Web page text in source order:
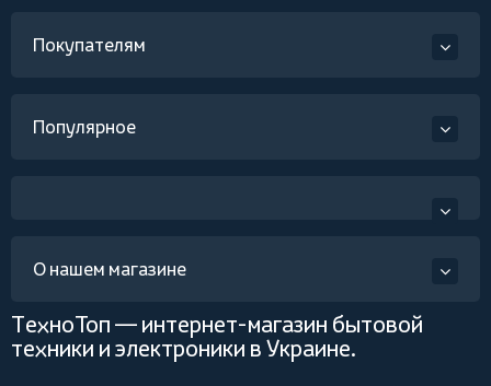
Покупателям
Популярное
О нашем магазине
ТехноТоп — интернет-магазин бытовой
техники и электроники в Украине.